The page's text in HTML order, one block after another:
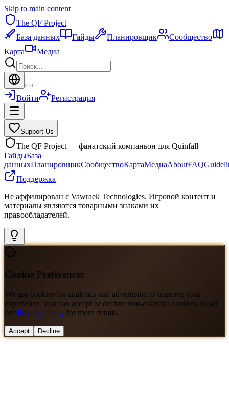
Skip to main content
The QF Project
База данных
Гайды Планировщик
Сообщество
Карта
Медиа
Войти Регистрация
Support Us
The QF Project — фанатский компаньон для Quinfall
ГайдыБаза
данныхПланировщикСообществоКартаМедиаAboutFAQ
Поддержка
Не аффилирован с Vawraek Technologies. Игровой контент и
материалы являются товарными знаками их
правообладателей.
Cookie Preferences
We use cookies for analytics and advertising to improve your
experience. You can accept or decline non-essential cookies. Read
our Privacy Policy for more details.
Accept Decline